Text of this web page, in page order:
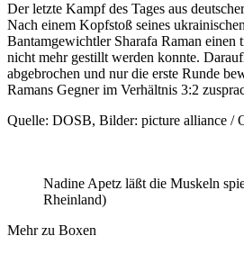
Der letzte Kampf des Tages aus
Nach einem Kopfstoß seines
Bantamgewichtler Sharafa Raman einen
nicht mehr gestillt werden konnte.
abgebrochen und nur die erste Runde
Ramans Gegner im Verhältnis 3:2
Quelle: DOSB, Bilder: picture alliance /
Nadine Apetz läßt die Muskeln
Rheinland)
Mehr zu Boxen